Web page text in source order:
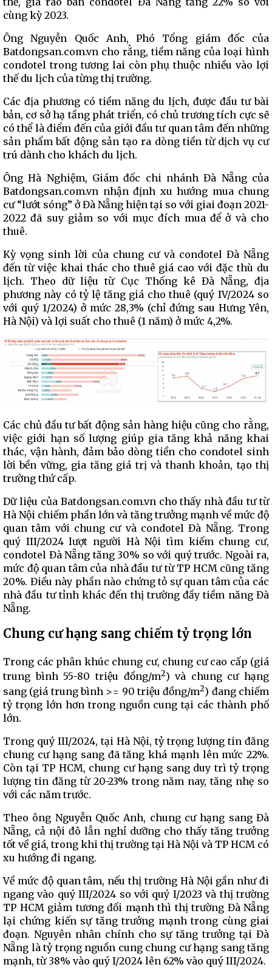
cùng kỳ 2023.
Ông Nguyễn Quốc Anh, Phó Tổng giám đốc của
Batdongsan.com.vn cho rằng, tiềm năng của loại hình
condotel trong tương lai còn phụ thuộc nhiều vào lợi
thế du lịch của từng thị trường.
Các địa phương có tiềm năng du lịch, được đầu tư bài
bản, cơ sở hạ tầng phát triển, có chủ trương tích cực sẽ
có thể là điểm đến của giới đầu tư quan tâm đến những
sản phẩm bất động sản tạo ra dòng tiền từ dịch vụ cư
trú dành cho khách du lịch.
Ông Hà Nghiệm, Giám đốc chi nhánh Đà Nẵng của
Batdongsan.com.vn nhận định xu hướng mua chung
cư “lướt sóng” ở Đà Nẵng hiện tại so với giai đoạn 2021-
2022 đã suy giảm so với mục đích mua để ở và cho
thuê.
Kỳ vọng sinh lời của chung cư và condotel Đà Nẵng
đến từ việc khai thác cho thuê giá cao với đặc thù du
lịch. Theo dữ liệu từ Cục Thống kê Đà Nẵng, địa
phương này có tỷ lệ tăng giá cho thuê (quý IV/2024 so
với quý 1/2024) ở mức 28,3% (chỉ đứng sau Hưng Yên,
Hà Nội) và lợi suất cho thuê (1 năm) ở mức 4,2%.
Các chủ đầu tư bất động sản hàng hiệu cũng cho rằng,
việc giới hạn số lượng giúp gia tăng khả năng khai
thác, vận hành, đảm bảo dòng tiền cho condotel sinh
lời bền vững, gia tăng giá trị và thanh khoản, tạo thị
trường thứ cấp.
Dữ liệu của Batdongsan.com.vn cho thấy nhà đầu tư từ
Hà Nội chiếm phần lớn và tăng trưởng mạnh về mức độ
quan tâm với chung cư và condotel Đà Nẵng. Trong
quý III/2024 lượt người Hà Nội tìm kiếm chung cư,
condotel Đà Nẵng tăng 30% so với quý trước. Ngoài ra,
mức độ quan tâm của nhà đầu tư từ TP HCM cũng tăng
20%. Điều này phần nào chứng tỏ sự quan tâm của các
nhà đầu tư tỉnh khác đến thị trường đầy tiềm năng Đà
Nẵng.
Chung cư hạng sang chiếm tỷ trọng lớn
Trong các phân khúc chung cư, chung cư cao cấp (giá
trung bình 55-80 triệu đồng/m2) và chung cư hạng
sang (giá trung bình >= 90 triệu đồng/m2) đang chiếm
tỷ trọng lớn hơn trong nguồn cung tại các thành phố
lớn.
Trong quý III/2024, tại Hà Nội, tỷ trọng lượng tin đăng
chung cư hạng sang đã tăng khá mạnh lên mức 22%.
Còn tại TP HCM, chung cư hạng sang duy trì tỷ trọng
lượng tin đăng từ 20-23% trong năm nay, tăng nhẹ so
với các năm trước.
Theo ông Nguyễn Quốc Anh, chung cư hạng sang Đà
Nẵng, cả nội đô lẫn nghỉ dưỡng cho thấy tăng trưởng
tốt về giá, trong khi thị trường tại Hà Nội và TP HCM có
xu hướng đi ngang.
Về mức độ quan tâm, nếu thị trường Hà Nội gần như đi
ngang vào quý III/2024 so với quý I/2023 và thị trường
TP HCM giảm tương đối mạnh thì thị trường Đà Nẵng
lại chứng kiến sự tăng trưởng mạnh trong cùng giai
đoạn. Nguyên nhân chính cho sự tăng trưởng tại Đà
Nẵng là tỷ trọng nguồn cung chung cư hạng sang tăng
mạnh, từ 38% vào quý I/2024 lên 62% vào quý III/2024.